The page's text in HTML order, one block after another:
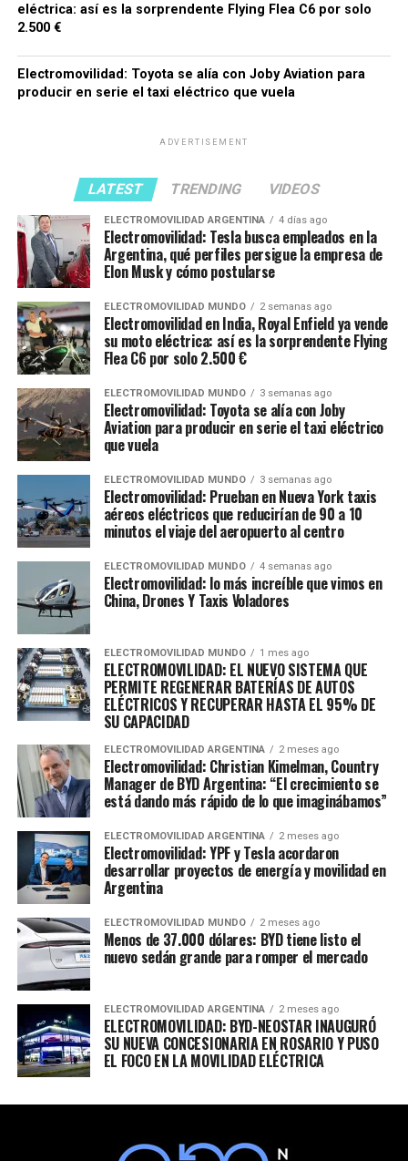
eléctrica: así es la sorprendente Flying Flea C6 por solo
2.500 €
Electromovilidad: Toyota se alía con Joby Aviation para
producir en serie el taxi eléctrico que vuela
ADVERTISEMENT
LATEST TRENDING VIDEOS
ELECTROMOVILIDAD ARGENTINA 4 días ago
Electromovilidad: Tesla busca empleados en la
Argentina, qué perfiles persigue la empresa de
Elon Musk y cómo postularse
ELECTROMOVILIDAD MUNDO 2 semanas ago
Electromovilidad en India, Royal Enfield ya vende
su moto eléctrica: así es la sorprendente Flying
Flea C6 por solo 2.500 €
ELECTROMOVILIDAD MUNDO 3 semanas ago
Electromovilidad: Toyota se alía con Joby
Aviation para producir en serie el taxi eléctrico
que vuela
ELECTROMOVILIDAD MUNDO 3 semanas ago
Electromovilidad: Prueban en Nueva York taxis
aéreos eléctricos que reducirían de 90 a 10
minutos el viaje del aeropuerto al centro
ELECTROMOVILIDAD MUNDO 4 semanas ago
Electromovilidad: lo más increíble que vimos en
China, Drones Y Taxis Voladores
ELECTROMOVILIDAD MUNDO 1 mes ago
ELECTROMOVILIDAD: EL NUEVO SISTEMA QUE
PERMITE REGENERAR BATERÍAS DE AUTOS
ELÉCTRICOS Y RECUPERAR HASTA EL 95% DE
SU CAPACIDAD
ELECTROMOVILIDAD ARGENTINA 2 meses ago
Electromovilidad: Christian Kimelman, Country
Manager de BYD Argentina: “El crecimiento se
está dando más rápido de lo que imaginábamos”
ELECTROMOVILIDAD ARGENTINA 2 meses ago
Electromovilidad: YPF y Tesla acordaron
desarrollar proyectos de energía y movilidad en
Argentina
ELECTROMOVILIDAD MUNDO 2 meses ago
Menos de 37.000 dólares: BYD tiene listo el
nuevo sedán grande para romper el mercado
ELECTROMOVILIDAD ARGENTINA 2 meses ago
ELECTROMOVILIDAD: BYD-NEOSTAR INAUGURÓ
SU NUEVA CONCESIONARIA EN ROSARIO Y PUSO
EL FOCO EN LA MOVILIDAD ELÉCTRICA